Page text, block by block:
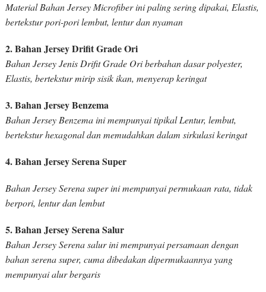
Material Bahan Jersey Microfiber ini paling sering dipakai, Elastis,
bertekstur pori-pori lembut, lentur dan nyaman
2. Bahan Jersey Drifit Grade Ori
Bahan Jersey Jenis Drifit Grade Ori berbahan dasar polyester,
Elastis, bertekstur mirip sisik ikan, menyerap keringat
3. Bahan Jersey Benzema
Bahan Jersey Benzema ini mempunyai tipikal Lentur, lembut,
bertekstur hexagonal dan memudahkan dalam sirkulasi keringat
4. Bahan Jersey Serena Super
Bahan Jersey Serena super ini mempunyai permukaan rata, tidak
berpori, lentur dan lembut
5. Bahan Jersey Serena Salur
Bahan Jersey Serena salur ini mempunyai persamaan dengan
bahan serena super, cuma dibedakan dipermukaannya yang
mempunyai alur bergaris